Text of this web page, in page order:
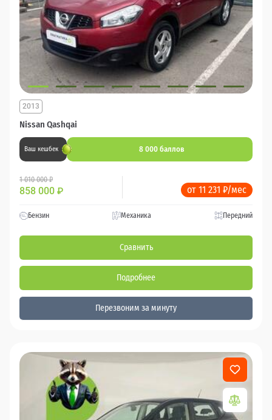
Nissan Qashqai
2013
Ваш кешбек 8 000 баллов
1 010 000 ₽
858 000 ₽ от 11 231 ₽/мес
Бензин Механика Передний
Сравнить
Подробнее
Перезвоним за минуту